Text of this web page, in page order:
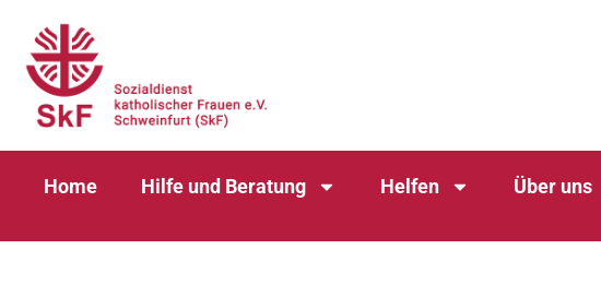
Home Hilfe und Beratung Helfen Über uns